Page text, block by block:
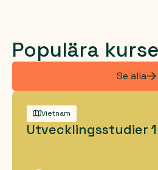
Populära
Se alla
Vietnam
Utvecklingsstudier